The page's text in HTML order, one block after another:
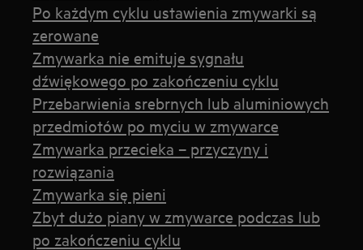
Po każdym cyklu ustawienia zmywarki są
zerowane
Zmywarka nie emituje sygnału
dźwiękowego po zakończeniu cyklu
Przebarwienia srebrnych lub aluminiowych
przedmiotów po myciu w zmywarce
Zmywarka przecieka – przyczyny i
rozwiązania
Zmywarka się pieni
Zbyt dużo piany w zmywarce podczas lub
po zakończeniu cyklu